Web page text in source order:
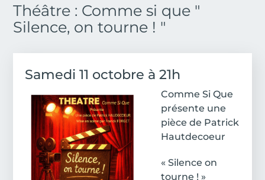
Théâtre : Comme si que "
Silence, on tourne ! "
Date de l'événement
Samedi 11 octobre à 21h
Image
Body
Comme Si Que
présente une
pièce de Patrick
Hautdecoeur
« Silence on
tourne ! »